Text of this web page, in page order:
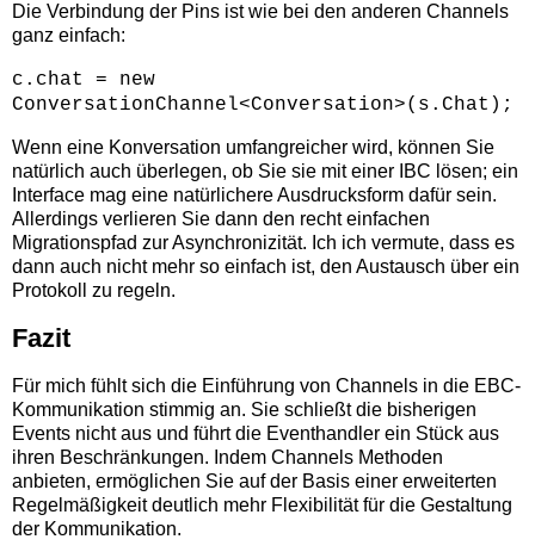
Die Verbindung der Pins ist wie bei den anderen Channels
ganz einfach:
c.chat = new
ConversationChannel<Conversation>(s.Chat);
Wenn eine Konversation umfangreicher wird, können Sie
natürlich auch überlegen, ob Sie sie mit einer IBC lösen; ein
Interface mag eine natürlichere Ausdrucksform dafür sein.
Allerdings verlieren Sie dann den recht einfachen
Migrationspfad zur Asynchronizität. Ich ich vermute, dass es
dann auch nicht mehr so einfach ist, den Austausch über ein
Protokoll zu regeln.
Fazit
Für mich fühlt sich die Einführung von Channels in die EBC-
Kommunikation stimmig an. Sie schließt die bisherigen
Events nicht aus und führt die Eventhandler ein Stück aus
ihren Beschränkungen. Indem Channels Methoden
anbieten, ermöglichen Sie auf der Basis einer erweiterten
Regelmäßigkeit deutlich mehr Flexibilität für die Gestaltung
der Kommunikation.